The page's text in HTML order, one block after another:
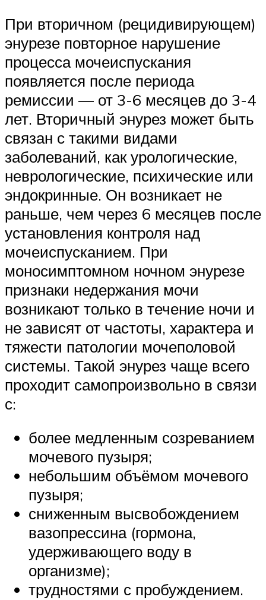
При вторичном (рецидивирующем)
энурезе повторное нарушение
процесса мочеиспускания
появляется после периода
ремиссии — от 3-6 месяцев до 3-4
лет. Вторичный энурез может быть
связан с такими видами
заболеваний, как урологические,
неврологические, психические или
эндокринные. Он возникает не
раньше, чем через 6 месяцев после
установления контроля над
мочеиспусканием. При
моносимптомном ночном энурезе
признаки недержания мочи
возникают только в течение ночи и
не зависят от частоты, характера и
тяжести патологии мочеполовой
системы. Такой энурез чаще всего
проходит самопроизвольно в связи
с:
более медленным созреванием
мочевого пузыря;
небольшим объёмом мочевого
пузыря;
сниженным высвобождением
вазопрессина (гормона,
удерживающего воду в
организме);
трудностями с пробуждением.